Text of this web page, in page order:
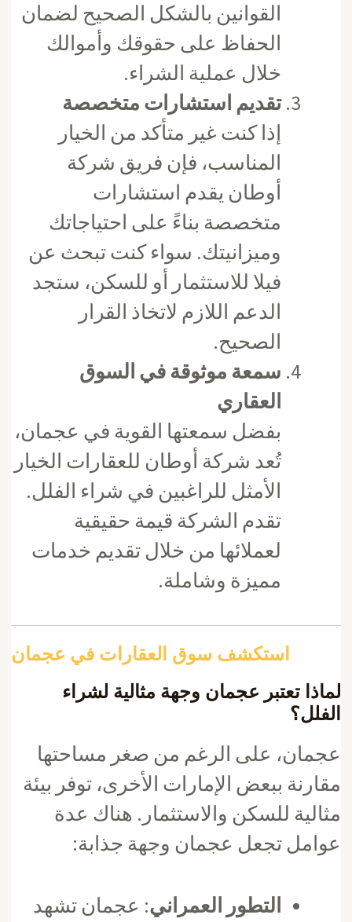
القوانين بالشكل الصحيح لضمان
الحفاظ على حقوقك وأموالك
خلال عملية الشراء.
تقديم استشارات متخصصة
إذا كنت غير متأكد من الخيار
المناسب، فإن فريق شركة
أوطان يقدم استشارات
متخصصة بناءً على احتياجاتك
وميزانيتك. سواء كنت تبحث عن
فيلا للاستثمار أو للسكن، ستجد
الدعم اللازم لاتخاذ القرار
الصحيح.
سمعة موثوقة في السوق
العقاري
بفضل سمعتها القوية في عجمان،
تُعد شركة أوطان للعقارات الخيار
الأمثل للراغبين في شراء الفلل.
تقدم الشركة قيمة حقيقية
لعملائها من خلال تقديم خدمات
مميزة وشاملة.
استكشف سوق العقارات في عجمان
لماذا تعتبر عجمان وجهة مثالية لشراء
الفلل؟
عجمان، على الرغم من صغر مساحتها
مقارنة ببعض الإمارات الأخرى، توفر بيئة
مثالية للسكن والاستثمار. هناك عدة
عوامل تجعل عجمان وجهة جذابة:
التطور العمراني: عجمان تشهد